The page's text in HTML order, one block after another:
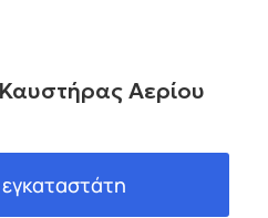
Αερίου